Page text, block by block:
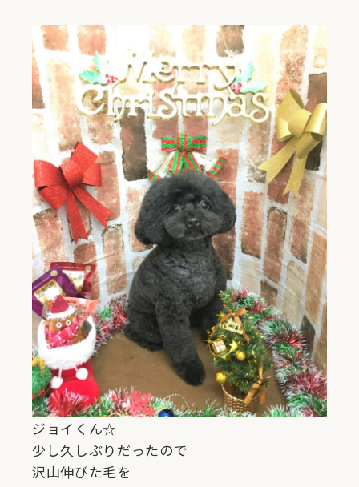
ジョイくん☆
少し久しぶりだったので
沢山伸びた毛を